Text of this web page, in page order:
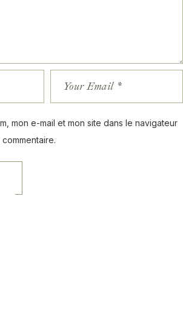
mon e-mail et mon site dans le navigateur